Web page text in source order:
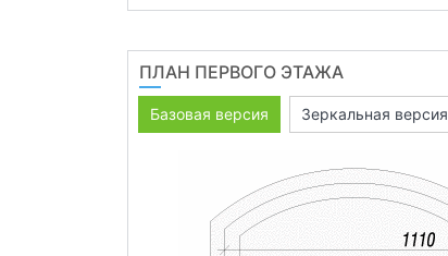
ПЛАН ПЕРВОГО ЭТАЖА
Базовая версия Зеркальная версия